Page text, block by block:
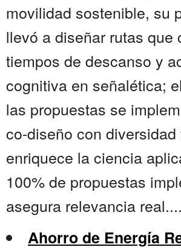
movilidad sostenible, su
llevó a diseñar rutas que
tiempos de descanso y
cognitiva en señalética;
las propuestas se
co-diseño con diversidad
enriquece la ciencia
100% de propuestas
asegura relevancia real....
Ahorro de Energía